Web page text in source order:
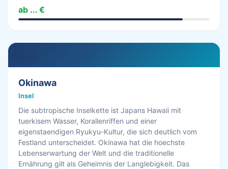
ab ... €
Okinawa
Insel
Die subtropische Inselkette ist Japans Hawaii mit
tuerkisem Wasser, Korallenriffen und einer
eigenstaendigen Ryukyu-Kultur, die sich deutlich vom
Festland unterscheidet. Okinawa hat die hoechste
Lebenserwartung der Welt und die traditionelle
Ernährung gilt als Geheimnis der Langlebigkeit. Das